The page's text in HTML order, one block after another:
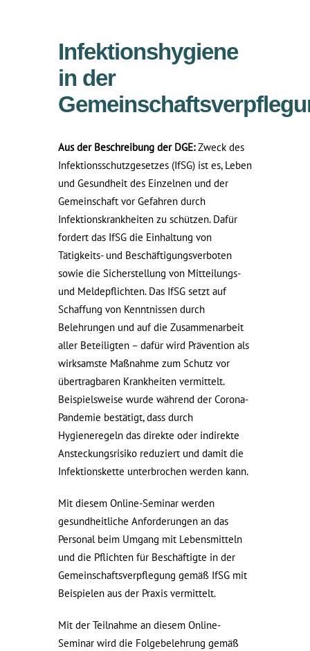
Infektionshygiene
in der
Aus der Beschreibung der DGE:Zweck des
Infektionsschutzgesetzes (IfSG) ist es, Leben
und Gesundheit des Einzelnen und der
Gemeinschaft vor Gefahren durch
Infektionskrankheiten zu schützen. Dafür
fordert das IfSG die Einhaltung von
Tätigkeits- und Beschäftigungsverboten
sowie die Sicherstellung von Mitteilungs-
und Meldepflichten. Das IfSG setzt auf
Schaffung von Kenntnissen durch
Belehrungen und auf die Zusammenarbeit
aller Beteiligten – dafür wird Prävention als
wirksamste Maßnahme zum Schutz vor
übertragbaren Krankheiten vermittelt.
Beispielsweise wurde während der Corona-
Pandemie bestätigt, dass durch
Hygieneregeln das direkte oder indirekte
Ansteckungsrisiko reduziert und damit die
Infektionskette unterbrochen werden kann.
Mit diesem Online-Seminar werden
gesundheitliche Anforderungen an das
Personal beim Umgang mit Lebens­mitteln
und die Pflichten für Beschäftigte in der
Gemeinschaftsverpflegung gemäß IfSG mit
Beispielen aus der Praxis vermittelt.
Mit der Teilnahme an diesem Online-
Seminar wird die Folgebelehrung gemäß